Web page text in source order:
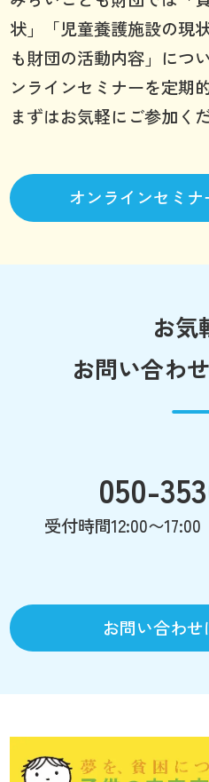
状」「児童養護施設の現
も財団の活動内容」につ
ンラインセミナーを定期
まずはお気軽にご参加く
オンラインセミ
お気
お問い合わ
050-
受付時間12:00〜17:00
お問い合わせ